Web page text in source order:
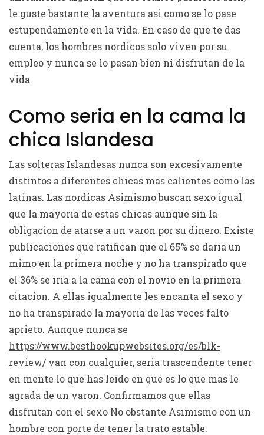
le guste bastante la aventura asi­ como se lo pase
estupendamente en la vida. En caso de que te das
cuenta, los hombres nordicos solo viven por su
empleo y nunca se lo pasan bien ni disfrutan de la
vida.
Como seri­a en la cama la
chica Islandesa
Las solteras Islandesas nunca son excesivamente
distintos a diferentes chicas mas calientes como las
latinas. Las nordicas Asimismo buscan sexo igual
que la mayoria de estas chicas aunque sin la
obligacion de atarse a un varon por su dinero. Existe
publicaciones que ratifican que el 65% se daria un
mimo en la primera noche y no ha transpirado que
el 36% se iria a la cama con el novio en la primera
citacion. A ellas igualmente les encanta el sexo y
no ha transpirado la mayoria de las veces falto
aprieto. Aunque nunca se
https://www.besthookupwebsites.org/es/blk-
review/ van con cualquier, seri­a trascendente tener
en mente lo que has leido en que es lo que mas le
agrada de un varon. Confirmamos que ellas
disfrutan con el sexo No obstante Asimismo con un
hombre con porte de tener la trato estable.